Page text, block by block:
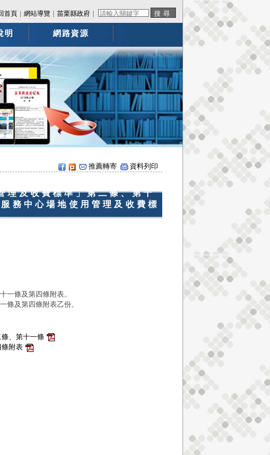
首頁 ｜網站導覽 ｜苗栗縣政府
明 網路資源
推薦轉寄 資料列印
理及收費標準」第二條、第十
務中心場地使用管理及收費標
一條及第四條附表。
條及第四條附表乙份。
、第十一條
附表